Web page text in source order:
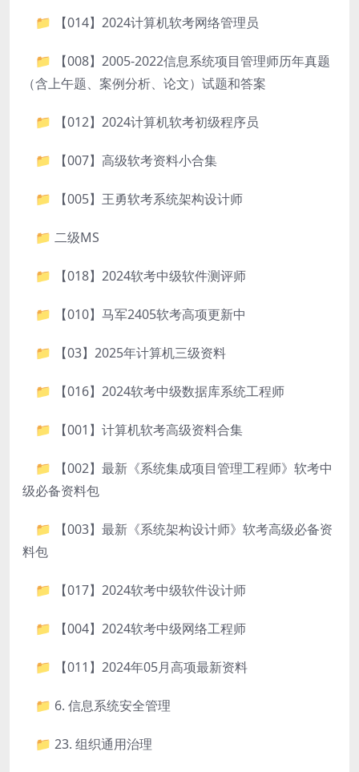
📁 【014】2024计算机软考网络管理员
📁 【008】2005-2022信息系统项目管理师历年真题
（含上午题、案例分析、论文）试题和答案
📁 【012】2024计算机软考初级程序员
📁 【007】高级软考资料小合集
📁 【005】王勇软考系统架构设计师
📁 二级MS
📁 【018】2024软考中级软件测评师
📁 【010】马军2405软考高项更新中
📁 【03】2025年计算机三级资料
📁 【016】2024软考中级数据库系统工程师
📁 【001】计算机软考高级资料合集
📁 【002】最新《系统集成项目管理工程师》软考中
级必备资料包
📁 【003】最新《系统架构设计师》软考高级必备资
料包
📁 【017】2024软考中级软件设计师
📁 【004】2024软考中级网络工程师
📁 【011】2024年05月高项最新资料
📁 6. 信息系统安全管理
📁 23. 组织通用治理